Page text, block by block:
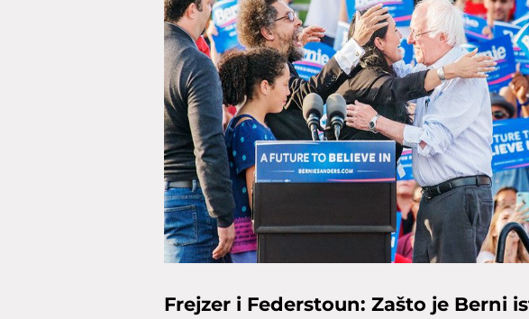
Frejzer i Federstoun: Zašto je Berni